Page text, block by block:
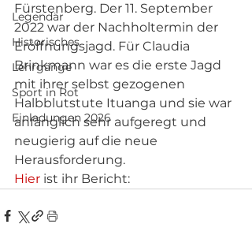
Legendär
Historisches
Lehrgänge
Sport in Rot
Einladungen 2026
Fürstenberg. Der 11. September
2022 war der Nachholtermin der
Eröffnungsjagd. Für Claudia
Brinkmann war es die erste Jagd
mit ihrer selbst gezogenen
Halbblutstute Ituanga und sie war
anfänglich sehr aufgeregt und
neugierig auf die neue
Herausforderung.
Hier ist ihr Bericht: